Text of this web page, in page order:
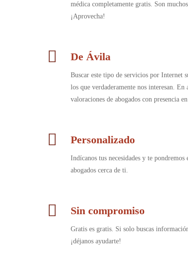
médica completamente gratis. Son
¡Aprovecha!
De Ávila
Buscar este tipo de servicios por Internet
los que verdaderamente nos interesan.
valoraciones de abogados con presencia
Personalizado
Indícanos tus necesidades y te
abogados cerca de ti.
Sin compromiso
Gratis es gratis. Si solo buscas
¡déjanos ayudarte!